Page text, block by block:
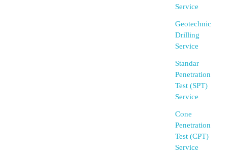
Service
Geotechnic
Drilling
Service
Standar
Penetration
Test (SPT)
Service
Cone
Penetration
Test (CPT)
Service